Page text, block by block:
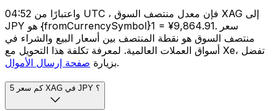
واعتبارًا من 04:52 UTC ، فإن معدل منتصف السوق XAG إلى
JPY هو {fromCurrencySymbol}1 = ¥9,864.91. سعر
منتصف السوق هو نقطة المنتصف بين أسعار البيع والشراء في
أسواق العملات العالمية. لمعرفة تكلفة هذا التحويل مع Xe، تفضل
بزيارة صفحة إرسال الأموال .
كم سعر 5 XAG في JPY ؟